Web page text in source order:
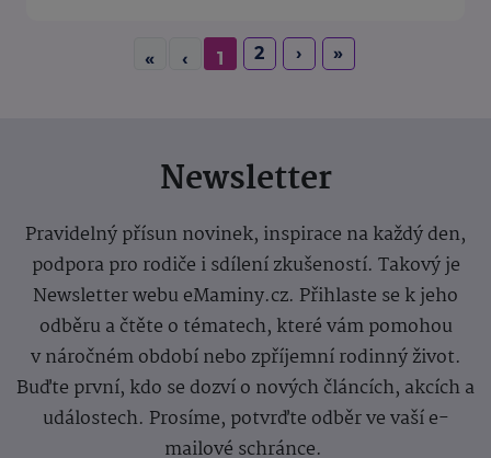
« ‹ 1 2 › »
Newsletter
Pravidelný přísun novinek, inspirace na každý den,
podpora pro rodiče i sdílení zkušeností. Takový je
Newsletter webu eMaminy.cz. Přihlaste se k jeho
odběru a čtěte o tématech, které vám pomohou
v náročném období nebo zpříjemní rodinný život.
Buďte první, kdo se dozví o nových článcích, akcích a
událostech. Prosíme, potvrďte odběr ve vaší e-
mailové schránce.